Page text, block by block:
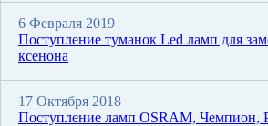
6 Февраля 2019
Поступление туманок Led ламп для
ксенона
17 Октября 2018
Поступление ламп OSRAM, Чемпион,